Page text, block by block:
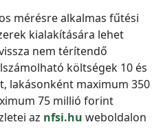
mérésre alkalmas fűtési
kialakítására lehet
nem térítendő
költségek 10 és
lakásonként maximum 350
75 millió forint
az nfsi.hu weboldalon